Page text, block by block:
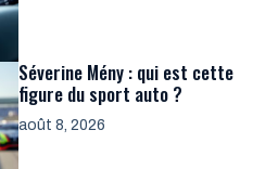
Séverine Mény : qui est cette
figure du sport auto ?
août 8, 2026